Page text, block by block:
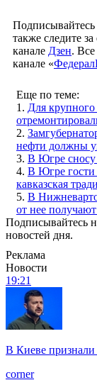
также следите
канале Дзен.
канале «
Еще по теме:
1. Для
2.
нефти должны
3. В Югре сносу
4. В Югре гости
кавказская
5. В
от нее
Подписывайтесь
новостей дня.
Реклама
Новости
19:21
В Киеве признали
corner